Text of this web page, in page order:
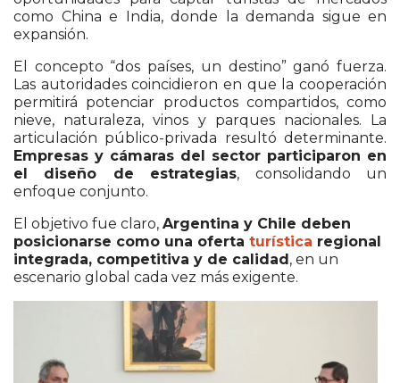
como China e India, donde la demanda sigue en
expansión.
El concepto “dos países, un destino” ganó fuerza.
Las autoridades coincidieron en que la cooperación
permitirá potenciar productos compartidos, como
nieve, naturaleza, vinos y parques nacionales. La
articulación público-privada resultó determinante.
Empresas y cámaras del sector participaron en
el diseño de estrategias, consolidando un
enfoque conjunto.
El objetivo fue claro, Argentina y Chile deben
posicionarse como una oferta turística regional
integrada, competitiva y de calidad, en un
escenario global cada vez más exigente.